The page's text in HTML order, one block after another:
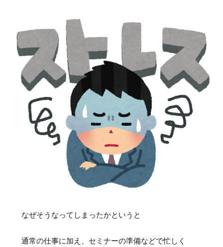
なぜそうなってしまったかというと
通常の仕事に加え、セミナーの準備などで忙しく